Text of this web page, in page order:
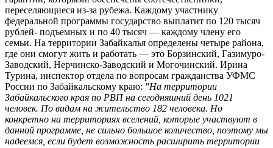
переселяющиеся из-за рубежа. Каждому участнику
федеральной программы государство выплатит по 120 тысяч
рублей- подъемных и по 40 тысяч — каждому члену его
семьи. На территории Забайкалья определены четыре района,
где они смогут жить и работать — это Борзинский, Газимуро-
Заводский, Нерчинско-Заводский и Могочинский. Ирина
Турина, инспектор отдела по вопросам гражданства УФМС
России по Забайкальскому краю: "На территории
Забайкальского края по РВП на сегодняшний день 1021
человек. По видам на жительство 182 человека. Но
конкретно на территориях вселений, которые участвуют в
данной программе, не сильно большое количество, поэтому мы
надеемся, если будет возможность расширить территории